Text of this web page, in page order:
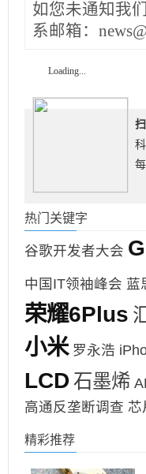
如您未通知我
系邮箱：
Loading...
热门关键字
谷歌开发者大会
中国IT领袖峰会 蓝
荣耀6Plus
小米 罗永浩
LCD 石墨烯
高通反垄断调查 芯
精彩推荐